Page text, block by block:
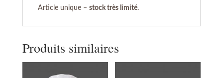
Article unique – stock très limité.
Produits similaires